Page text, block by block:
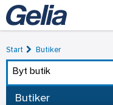
Start Butiker
Byt butik
Butiker